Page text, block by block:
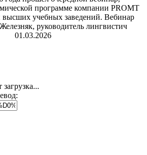
программе компании PROMT
высших учебных заведений. Вебинар
руководитель лингвистич
01.03.2026
загрузка...